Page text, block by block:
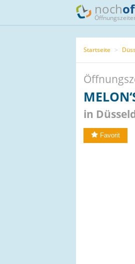
noch
Startseite >
in
Favorit